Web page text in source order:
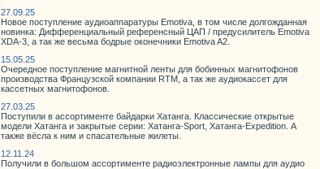
27.09.25
Новое поступление аудиоаппаратуры Emotiva, в том числе долгожданная
новинка: Дифференциальный референсный ЦАП / предусилитель Emotiva
XDA-3, а так же весьма бодрые оконечники Emotiva A2.
15.05.25
Очередное поступление магнитной ленты для бобинных магнитофонов
производства Французской компании RTM, а так же аудиокассет для
кассетных магнитофонов.
27.03.25
Поступили в ассортименте байдарки Хатанга. Классические открытые
модели Хатанга и закрытые серии: Хатанга-Sport, Хатанга-Expedition. А
также вёсла к ним и спасательные жилеты.
12.11.24
Получили в большом ассортименте радиоэлектронные лампы для аудио